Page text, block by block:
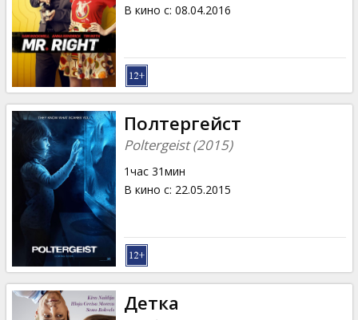
В кино с: 08.04.2016
Полтергейст
Poltergeist (2015)
1час 31мин
В кино с: 22.05.2015
Детка